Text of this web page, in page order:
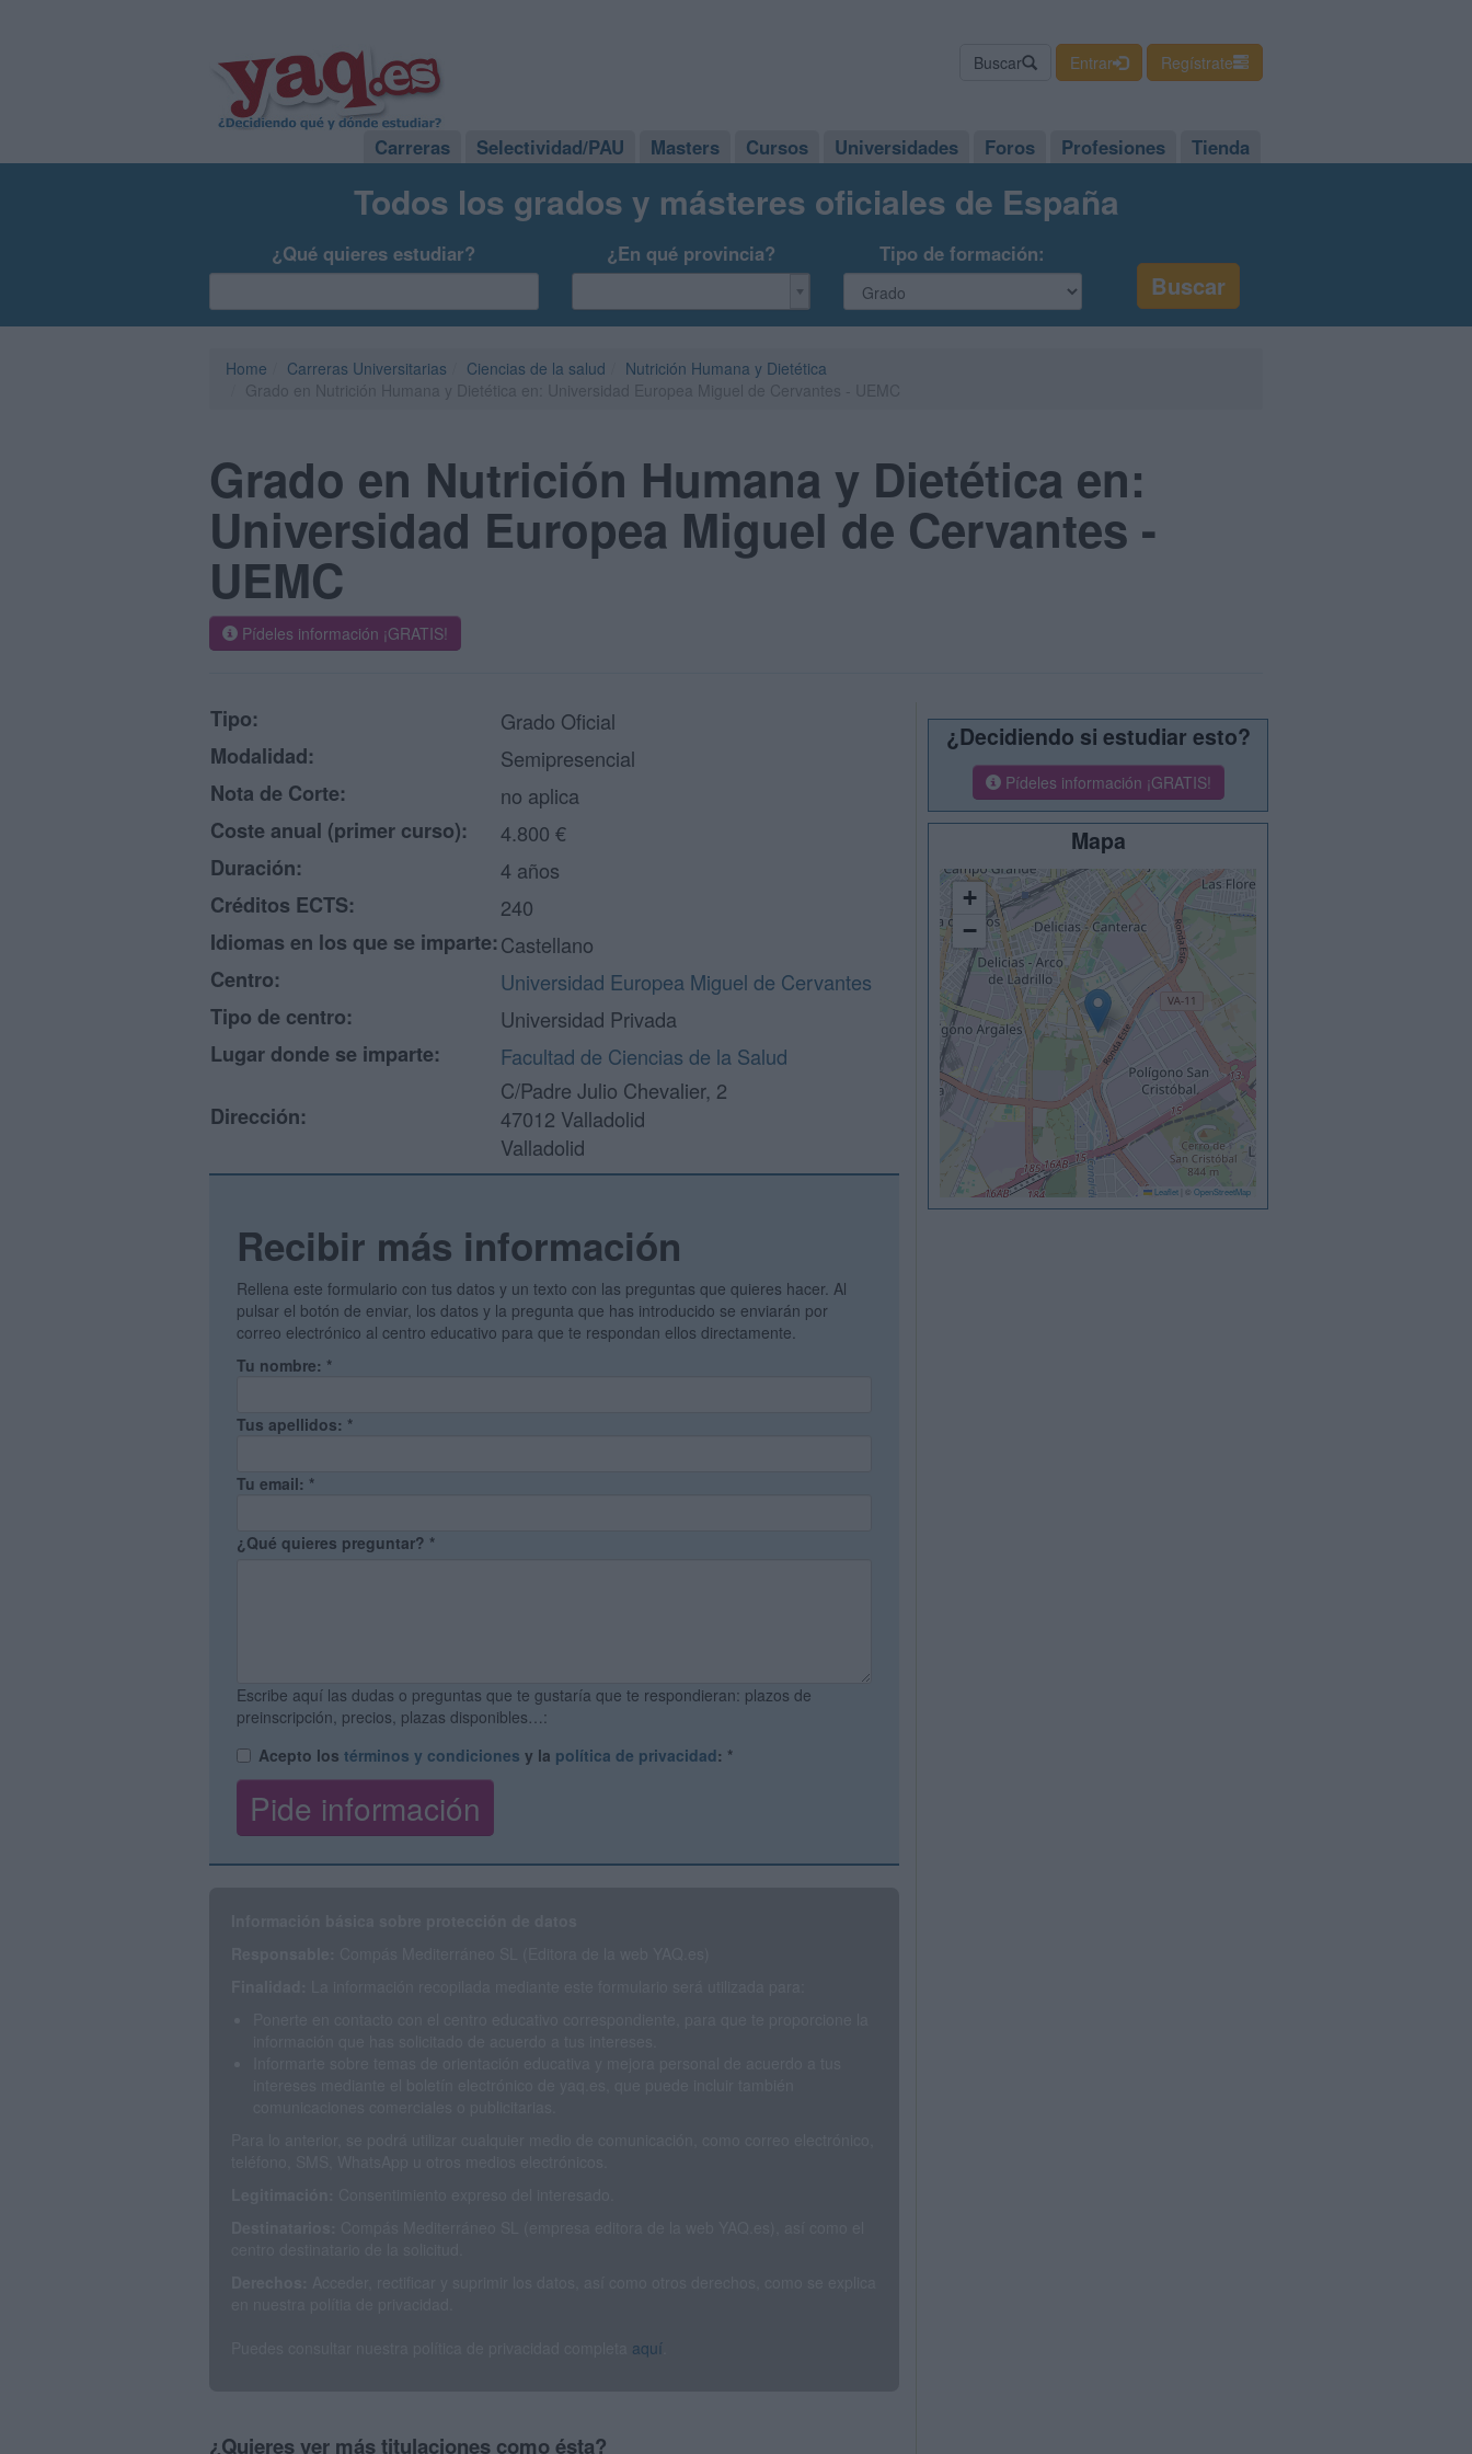
Buscar Entrar Regístrate
Carreras Selectividad/PAU Masters Cursos Universidades Foros Profesiones Tienda
Todos los grados y másteres oficiales de España
¿Qué quieres estudiar? ¿En qué provincia? Tipo de formación:
Home Carreras Universitarias Ciencias de la salud
Nutrición Humana y Dietética
Grado en Nutrición Humana y Dietética en:
Universidad Europea Miguel de Cervantes -
UEMC
Pídeles información ¡GRATIS!
Tipo:
Grado Oficial
Modalidad:
Semipresencial
Nota de Corte:
no aplica
Coste anual (primer curso):
4.800 €
Duración:
4 años
Créditos ECTS:
240
Idiomas en los que se imparte:Castellano
Centro:
Universidad Europea Miguel de Cervantes
Tipo de centro:
Universidad Privada
Lugar donde se imparte:
Facultad de Ciencias de la Salud
Dirección:
C/Padre Julio Chevalier, 2
47012 Valladolid
Valladolid
Recibir más información
Rellena este formulario con tus datos y un texto con las preguntas que quieres hacer. Al
pulsar el botón de enviar, los datos y la pregunta que has introducido se enviarán por
correo electrónico al centro educativo para que te respondan ellos directamente.
Tu nombre: *
Tus apellidos: *
Tu email: *
¿Qué quieres preguntar? *
Escribe aquí las dudas o preguntas que te gustaría que te respondieran: plazos de
preinscripción, precios, plazas disponibles…:
Acepto los términos y condiciones y la política de privacidad: *
aquí
¿Quieres ver más titulaciones como ésta?
¿Decidiendo si estudiar esto?
Pídeles información ¡GRATIS!
Mapa
+
−
Leaflet © OpenStreetMap